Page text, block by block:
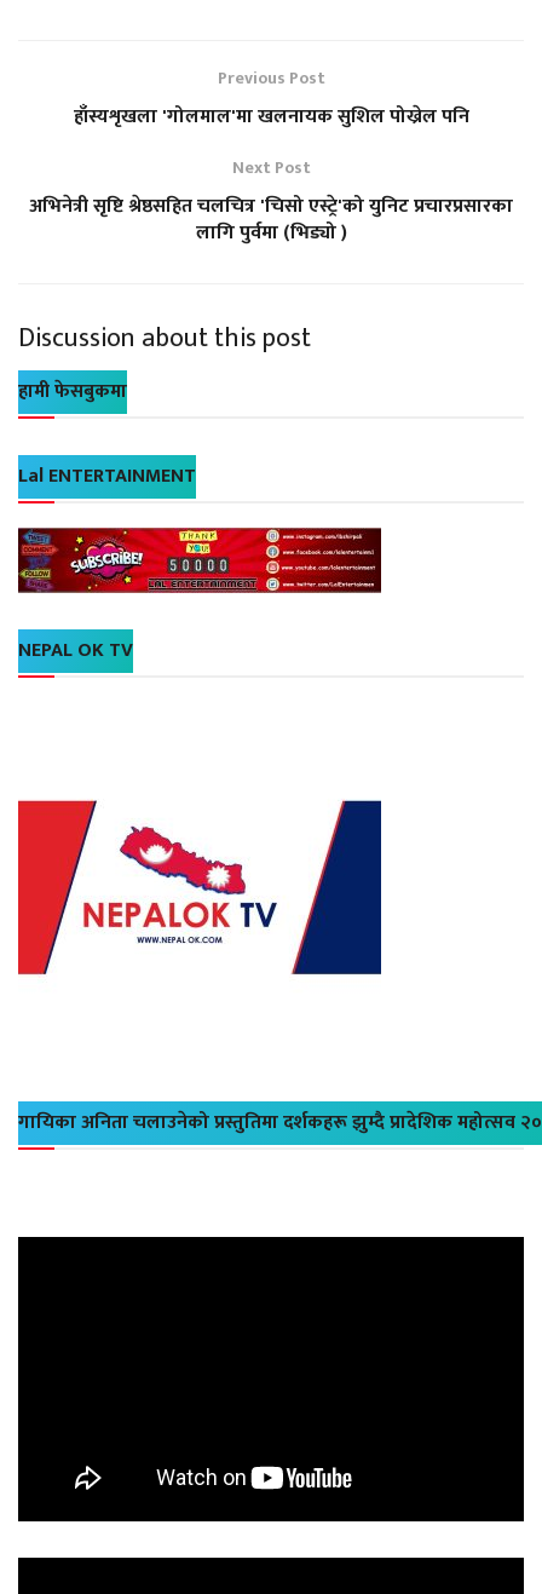
Previous Post
हाँस्यशृखला 'गोलमाल'मा खलनायक सुशिल पोख्रेल पनि
Next Post
अभिनेत्री सृष्टि श्रेष्ठसहित चलचित्र 'चिसो एस्ट्रे'को युनिट प्रचारप्रसारका
लागि पुर्वमा (भिड्यो )
Discussion about this post
हामी फेसबुकमा
Lal ENTERTAINMENT
NEPAL OK TV
गायिका अनिता चलाउनेको प्रस्तुतिमा दर्शकहरू झुम्दै प्रादेशिक महोत्सव